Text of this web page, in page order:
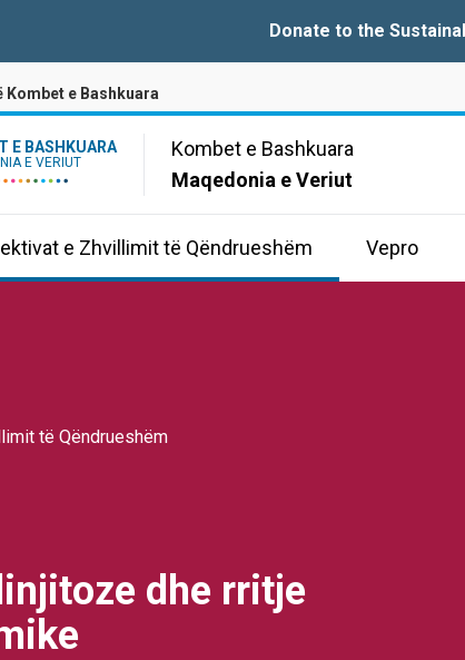
Donate to the
Kombet e Bashkuara
E BASHKUARA
E VERIUT
Kombet e Bashkuara
Maqedonia e Veriut
e Zhvillimit të Qëndrueshëm Vepro
të Qëndrueshëm
dhe rritje